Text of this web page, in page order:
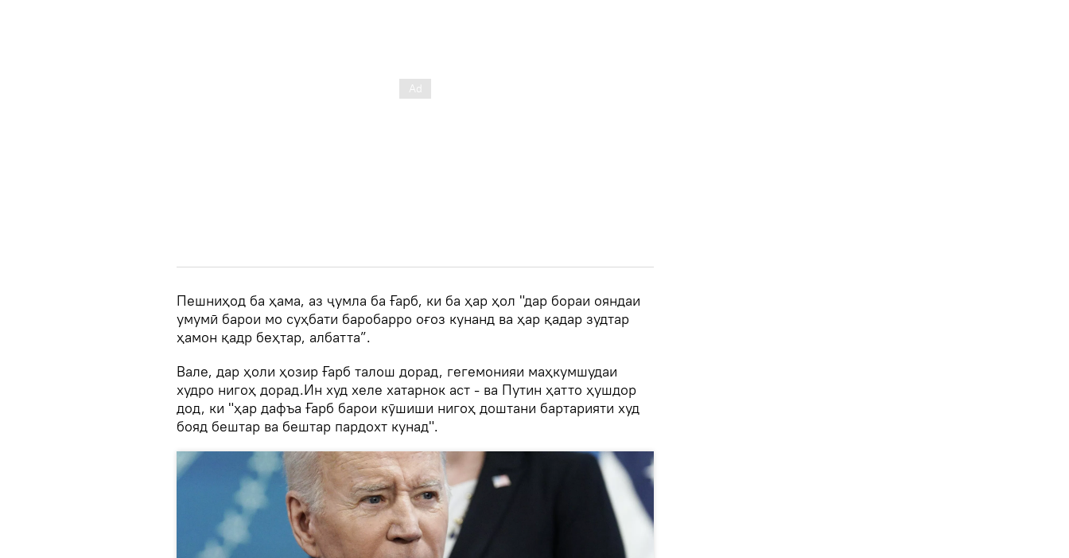
Пешниҳод ба ҳама, аз ҷумла ба Ғарб, ки ба ҳар ҳол "дар бораи ояндаи
умумӣ барои мо суҳбати баробарро оғоз кунанд ва ҳар қадар зудтар
ҳамон қадр беҳтар, албатта”.
Вале, дар ҳоли ҳозир Ғарб талош дорад, гегемонияи маҳкумшудаи
худро нигоҳ дорад.Ин худ хеле хатарнок аст - ва Путин ҳатто ҳушдор
дод, ки "ҳар дафъа Ғарб барои кӯшиши нигоҳ доштани бартарияти худ
бояд бештар ва бештар пардохт кунад".